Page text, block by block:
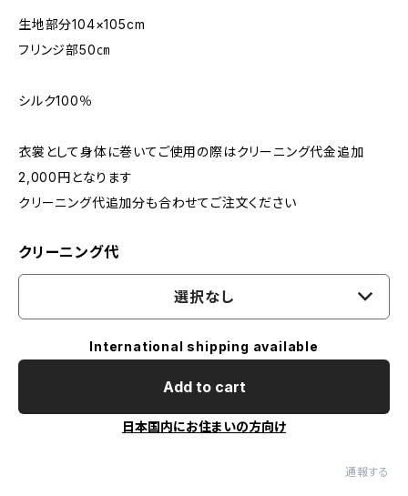
生地部分104×105cm
フリンジ部50㎝
シルク100％
衣裳として身体に巻いてご使用の際はクリーニング代金追加
2,000円となります
クリーニング代追加分も合わせてご注文ください
クリーニング代
選択なし
International shipping available
Add to cart
日本国内にお住まいの方向け
通報する